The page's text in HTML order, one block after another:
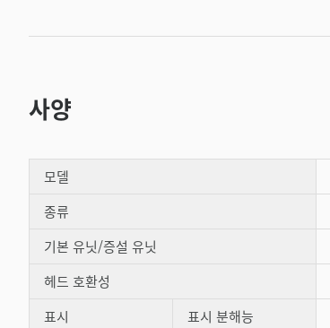
사양
모델
종류
기본 유닛/증설 유닛
헤드 호환성
표시
표시 분해능